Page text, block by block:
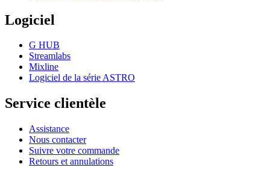
Logiciel
G HUB
Streamlabs
Mixline
Logiciel de la série ASTRO
Service clientèle
Assistance
Nous contacter
Suivre votre commande
Retours et annulations